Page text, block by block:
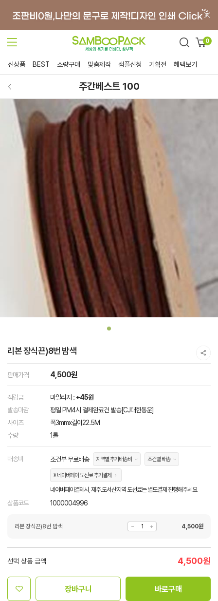
0
신상품 BEST 소량구매 맞춤제작 샘플신청 기획전 혜택보기
주간베스트 100
리본 장식끈)8번 밤색
판매가격 4,500원
적립금 마일리지 : +45원
발송마감
평일 PM4시 결제완료건 발송[CJ대한통운]
사이즈
폭3mmx길이22.5M
수량
1롤
배송비 조건부 무료배송 지역별 추가배송비 조건별 배송
※ 네이버페이 도선료 추가결제
네이버페이결제시, 제주.도서산지역 도선료는 별도결제 진행해주세요
상품코드 1000004996
리본 장식끈)8번 밤색 4,500원
선택 상품 금액 4,500원
장바구니 바로구매